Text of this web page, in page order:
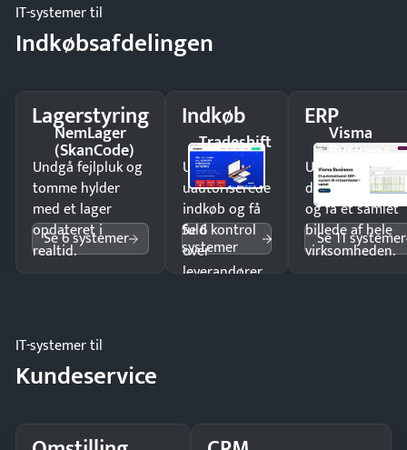
IT-systemer til
Indkøbsafdelingen
Lagerstyring
NemLager
(SkanCode)
Undgå fejlpluk og
tomme hylder
med et lager
opdateret i
realtid.
Se 6 systemer
Indkøb
Tradeshift
Undgå
uautoriserede
indkøb og få
fuld kontrol
over
leverandører
Se 6
systemer
ERPVisma
Business
Undgå
og få ét samlet
billede af hele
virksomheden.
Se 11 systemer
IT-systemer til
Kundeservice